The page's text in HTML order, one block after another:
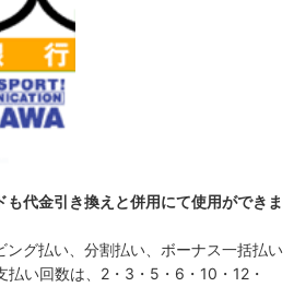
代金引き換えと併用にて使用ができま
グ払い、分割払い、ボーナス一括払い
払い回数は、2・3・5・6・10・12・